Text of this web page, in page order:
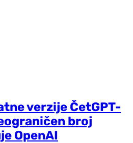
verzije ČetGPT-
broj
OpenAI